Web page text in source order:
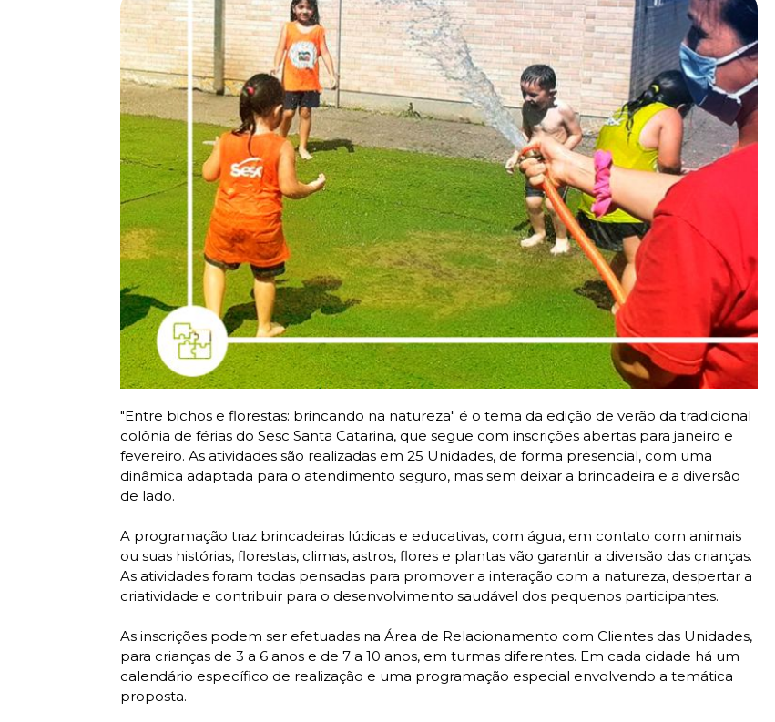
"Entre bichos e florestas: brincando na natureza" é o tema da edição de verão da tradicional
colônia de férias do Sesc Santa Catarina, que segue com inscrições abertas para janeiro e
fevereiro. As atividades são realizadas em 25 Unidades, de forma presencial, com uma
dinâmica adaptada para o atendimento seguro, mas sem deixar a brincadeira e a diversão
de lado.
A programação traz brincadeiras lúdicas e educativas, com água, em contato com animais
ou suas histórias, florestas, climas, astros, flores e plantas vão garantir a diversão das crianças.
As atividades foram todas pensadas para promover a interação com a natureza, despertar a
criatividade e contribuir para o desenvolvimento saudável dos pequenos participantes.
As inscrições podem ser efetuadas na Área de Relacionamento com Clientes das Unidades,
para crianças de 3 a 6 anos e de 7 a 10 anos, em turmas diferentes. Em cada cidade há um
calendário específico de realização e uma programação especial envolvendo a temática
proposta.